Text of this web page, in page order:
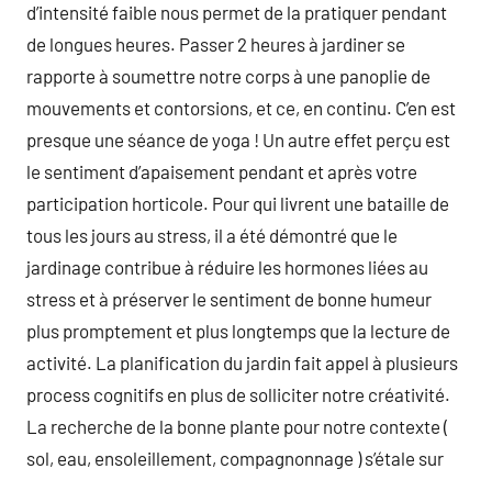
d’intensité faible nous permet de la pratiquer pendant
de longues heures. Passer 2 heures à jardiner se
rapporte à soumettre notre corps à une panoplie de
mouvements et contorsions, et ce, en continu. C’en est
presque une séance de yoga ! Un autre effet perçu est
le sentiment d’apaisement pendant et après votre
participation horticole. Pour qui livrent une bataille de
tous les jours au stress, il a été démontré que le
jardinage contribue à réduire les hormones liées au
stress et à préserver le sentiment de bonne humeur
plus promptement et plus longtemps que la lecture de
activité. La planification du jardin fait appel à plusieurs
process cognitifs en plus de solliciter notre créativité.
La recherche de la bonne plante pour notre contexte (
sol, eau, ensoleillement, compagnonnage ) s’étale sur